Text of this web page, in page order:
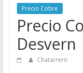
vender
Chatarra
Precio Cobre
Precio
Desvern
Chatarrero